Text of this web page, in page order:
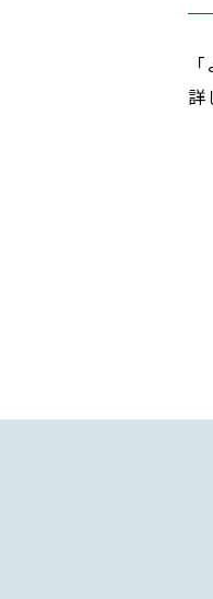
詳